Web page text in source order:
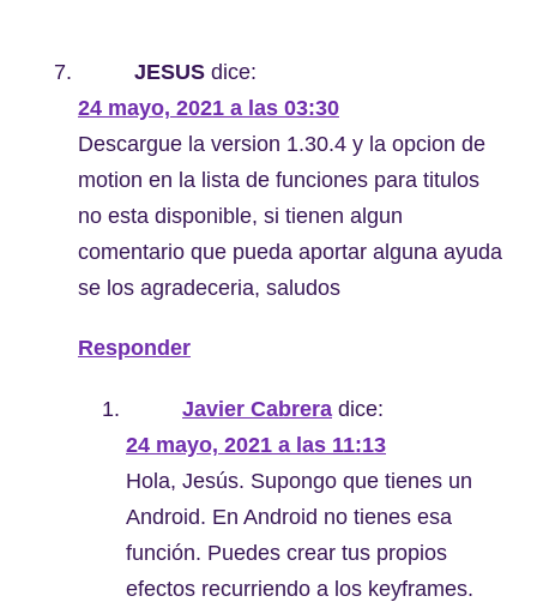
JESUS dice:
24 mayo, 2021 a las 03:30
Descargue la version 1.30.4 y la opcion de
motion en la lista de funciones para titulos
no esta disponible, si tienen algun
comentario que pueda aportar alguna ayuda
se los agradeceria, saludos
Responder
Javier Cabrera dice:
24 mayo, 2021 a las 11:13
Hola, Jesús. Supongo que tienes un
Android. En Android no tienes esa
función. Puedes crear tus propios
efectos recurriendo a los keyframes.